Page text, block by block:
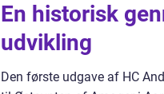
En historisk
udvikling
Den første udgave af HC